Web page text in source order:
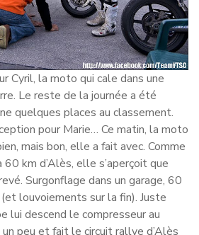
Cyril, la moto qui cale dans une
Le reste de la journée a été
quelques places au classement.
pour Marie… Ce matin, la moto
mais bon, elle a fait avec. Comme
km d’Alès, elle s’aperçoit que
Surgonflage dans un garage, 60
louvoiements sur la fin). Juste
lui descend le compresseur au
peu et fait le circuit rallye d’Alès